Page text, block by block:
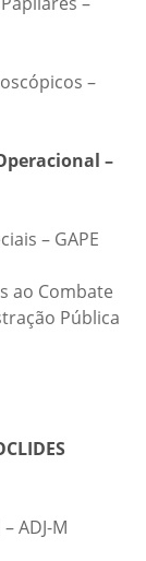
–
–
– GAPE
ao Combate
Pública
ADJ-M